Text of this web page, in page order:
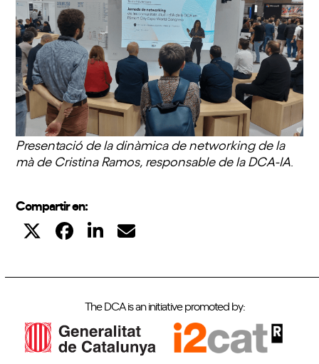
Presentació de la dinàmica de networking de la
mà de Cristina Ramos, responsable de la DCA-IA
Compartir en:
The DCA is an initiative promoted by: